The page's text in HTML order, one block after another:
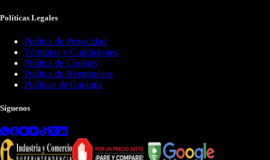
Políticas Legales
Política de Privacidad
Términos y Condiciones
Política de Cookies
Política de Reembolsos
Políticas de Garantía
Síguenos